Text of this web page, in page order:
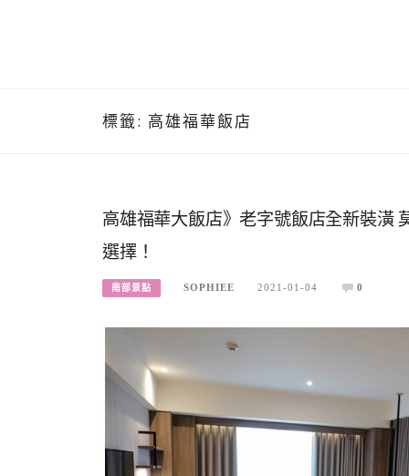
標籤: 高雄福華飯店
高雄福華大飯店》老字號飯店全新裝潢
選擇！
南部景點 SOPHIEE 2021-01-04 0